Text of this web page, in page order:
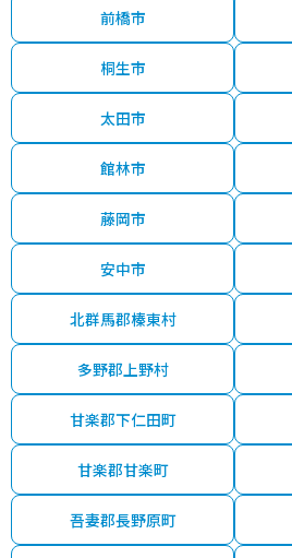
前橋市
桐生市
太田市
館林市
藤岡市
安中市
北群馬郡榛東村
多野郡上野村
甘楽郡下仁田町
甘楽郡甘楽町
吾妻郡長野原町